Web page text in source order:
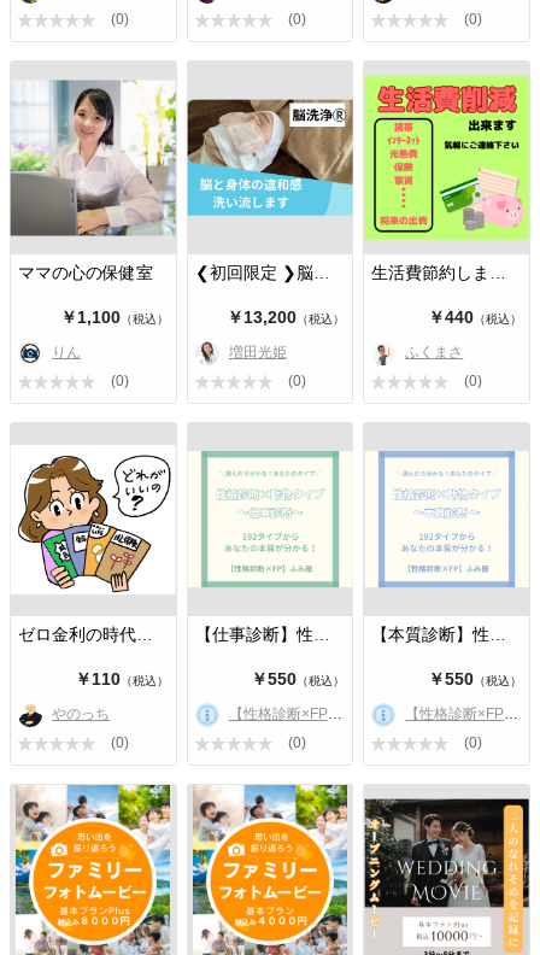
(0)
(0)
(0)
ママの心の保健室
￥1,100（税込）
りん
(0)
❮初回限定 ❯脳洗浄®️100分
￥13,200 （税込）
増田光姫
(0)
￥440（税込）
ふくまさ
(0)
￥110（税込）
やのっち
(0)
￥550 （税込）
【性格診断×FP】ふみ屋
(0)
￥550（税込）
【性格診断×FP】ふみ屋
(0)